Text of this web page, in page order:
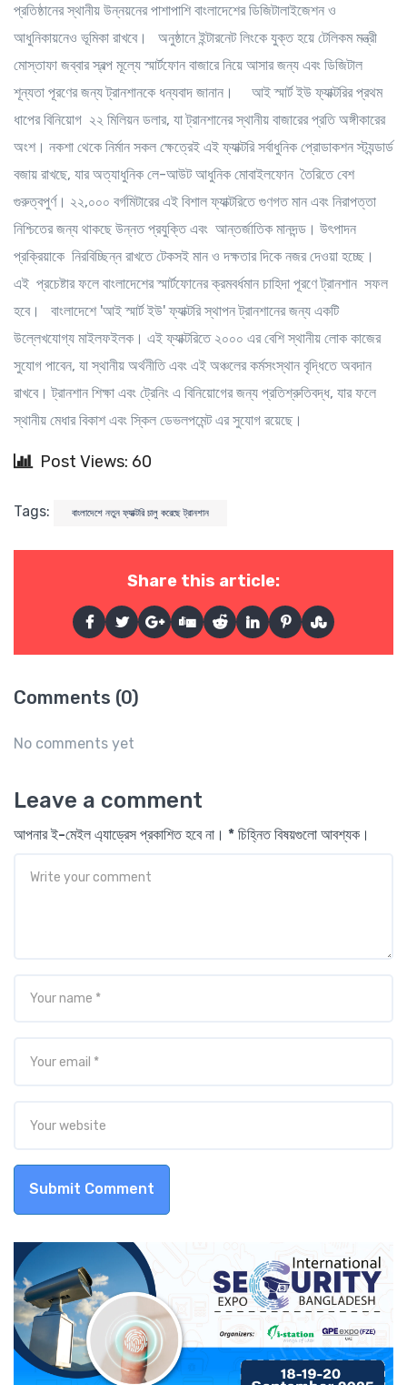
প্রতিষ্ঠানের স্থানীয় উন্নয়নের পাশাপাশি বাংলাদেশের ডিজিটালাইজেশন ও
আধুনিকায়নেও ভূমিকা রাখবে। অনুষ্ঠানে ইন্টারনেট লিংকে যুক্ত হয়ে টেলিকম মন্ত্রী
মোস্তাফা জব্বার স্বল্প মূল্যে স্মার্টফোন বাজারে নিয়ে আসার জন্য এবং ডিজিটাল
শূন্যতা পূরণের জন্য ট্রানশানকে ধন্যবাদ জানান। আই স্মার্ট ইউ ফ্যাক্টরির প্রথম
ধাপের বিনিয়োগ ২২ মিলিয়ন ডলার, যা ট্রানশানের স্থানীয় বাজারের প্রতি অঙ্গীকারের
অংশ। নকশা থেকে নির্মান সকল ক্ষেত্রেই এই ফ্যাক্টরি সর্বাধুনিক প্রোডাকশন স্ট্যন্ডার্ড
বজায় রাখছে, যার অত্যাধুনিক লে-আউট আধুনিক মোবাইলফোন তৈরিতে বেশ
গুরুত্বপুর্ণ। ২২,০০০ বর্গমিটারের এই বিশাল ফ্যাক্টরিতে গুণগত মান এবং নিরাপত্তা
নিশ্চিতের জন্য থাকছে উন্নত প্রযুক্তি এবং আন্তর্জাতিক মানদন্ড। উৎপাদন
প্রক্রিয়াকে নিরবিচ্ছিন্ন রাখতে টেকসই মান ও দক্ষতার দিকে নজর দেওয়া হচ্ছে।
এই প্রচেষ্টার ফলে বাংলাদেশের স্মার্টফোনের ক্রমবর্ধমান চাহিদা পূরণে ট্রানশান সফল
হবে। বাংলাদেশে 'আই স্মার্ট ইউ' ফ্যাক্টরি স্থাপন ট্রানশানের জন্য একটি
উল্লেখযোগ্য মাইলফইলক। এই ফ্যাক্টরিতে ২০০০ এর বেশি স্থানীয় লোক কাজের
সুযোগ পাবেন, যা স্থানীয় অর্থনীতি এবং এই অঞ্চলের কর্মসংস্থান বৃদ্ধিতে অবদান
রাখবে। ট্রানশান শিক্ষা এবং ট্রেনিং এ বিনিয়োগের জন্য প্রতিশ্রুতিবদ্ধ, যার ফলে
স্থানীয় মেধার বিকাশ এবং স্কিল ডেভলপমেন্ট এর সুযোগ রয়েছে।
Post Views: 60
Tags: বাংলাদেশে নতুন ফ্যাক্টরি চালু করেছে ট্রানশান
Share this article:
Comments (0)
No comments yet
Leave a comment
আপনার ই-মেইল এ্যাড্রেস প্রকাশিত হবে না। * চিহ্নিত বিষয়গুলো আবশ্যক।
Submit Comment